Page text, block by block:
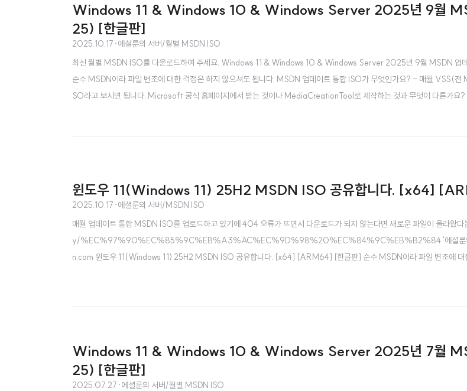
Windows 11 & Windows 10 & Windows Server 2025년 9월
25) [한글판]
2025.10.17 ·에셜룬의 서버/월별 MSDN ISO
최신 월별 MSDN ISO를 다운로드하여 주세요. Windows 11 & Windows 10 & Windows Server 2025년 9월 MSDN
순수 MSDN이라 파일 변조에 대한 걱정은 하지 않으셔도 됩니다. MSDN 업데이트 통합 ISO가 무엇인가요? - 매월 VSS(
SO라고 보시면 됩니다. Microsoft 공식 홈페이지에서 받는 것이나 MediaCreationTool로 제작하는 것과 무엇이 다른가
윈도우 11(Windows 11) 25H2 MSDN ISO 공유합니다. [x64]
2025.10.17 ·에셜룬의 서버/MSDN ISO
매월 업데이트 통합 MSDN ISO를 업로드하고 있기에 404 오류가 뜨면서 다운로드가 되지 않는다면 새로운 파일이 올
y/%EC%97%90%EC%85%9C%EB%A3%AC%EC%9D%98%20%EC%84%9C%EB%B2%84 '에셜룬의 서
n.com 윈도우 11(Windows 11) 25H2 MSDN ISO 공유합니다. [x64] [ARM64] [한글판] 순수 MSDN이라 파일 변조에
Windows 11 & Windows 10 & Windows Server 2025년 7월
25) [한글판]
2025.07.27 ·에셜룬의 서버/월별 MSDN ISO